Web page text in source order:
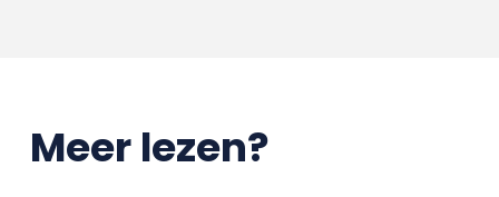
Meer lezen?